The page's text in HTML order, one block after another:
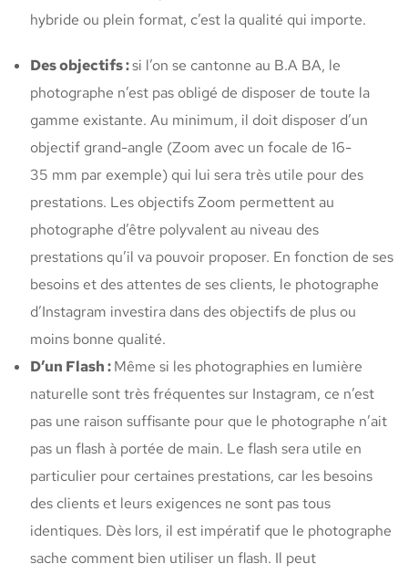
hybride ou plein format, c’est la qualité qui importe.
Des objectifs :si l’on se cantonne au B.A BA, le
photographe n’est pas obligé de disposer de toute la
gamme existante. Au minimum, il doit disposer d’un
objectif grand-angle (Zoom avec un focale de 16-
35 mm par exemple) qui lui sera très utile pour des
prestations. Les objectifs Zoom permettent au
photographe d’être polyvalent au niveau des
prestations qu’il va pouvoir proposer. En fonction de ses
besoins et des attentes de ses clients, le photographe
d’Instagram investira dans des objectifs de plus ou
moins bonne qualité.
D’un Flash :Même si les photographies en lumière
naturelle sont très fréquentes sur Instagram, ce n’est
pas une raison suffisante pour que le photographe n’ait
pas un flash à portée de main. Le flash sera utile en
particulier pour certaines prestations, car les besoins
des clients et leurs exigences ne sont pas tous
identiques. Dès lors, il est impératif que le photographe
sache comment bien utiliser un flash. Il peut